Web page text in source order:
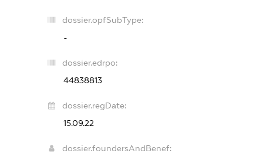
dossier.opfSubType:
-
dossier.edrpo:
44838813
dossier.regDate:
15.09.22
dossier.foundersAndBenef: